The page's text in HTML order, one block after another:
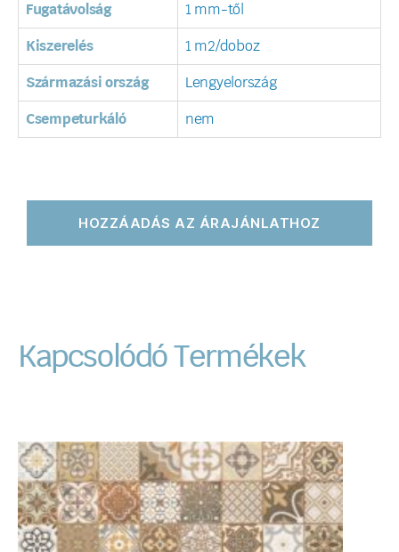
Fugatávolság 1 mm-től
Kiszerelés 1 m2/doboz
Származási ország Lengyelország
Csempeturkáló nem
HOZZÁADÁS AZ ÁRAJÁNLATHOZ
Kapcsolódó Termékek